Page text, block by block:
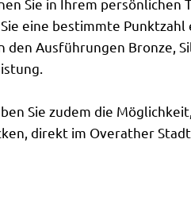
eine bestimmte
Ausführungen Bronze,
Sie zudem die
direkt im Overather